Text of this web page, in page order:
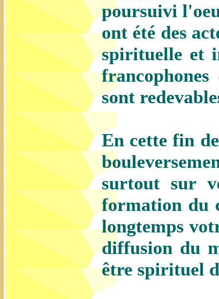
poursuivi
ont été des
spirituelle et
sont
En cette fin
surtout sur
formation du
longtemps
diffusion du
être spirituel